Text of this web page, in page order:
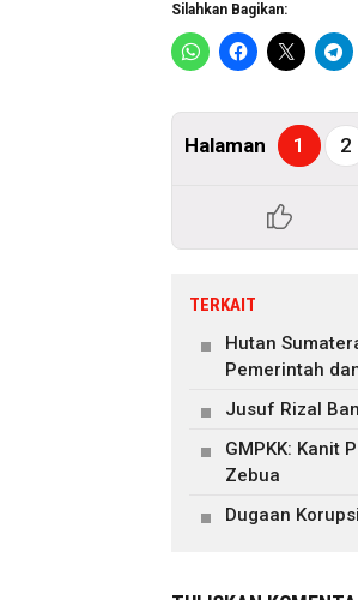
Silahkan Bagikan:
Halaman 1 2
TERKAIT
Hutan
Pemerintah
Jusuf Rizal
GMPKK: Kanit
Zebua
Dugaan